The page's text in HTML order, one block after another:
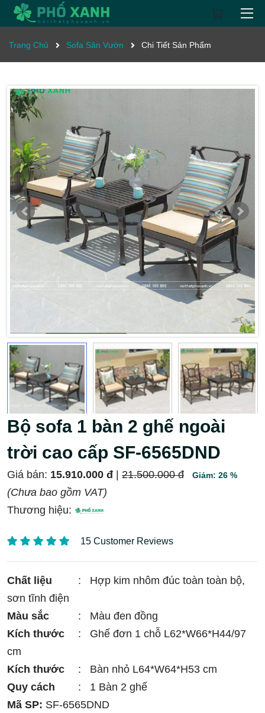
Trang Chủ Sofa Sân Vườn Chi Tiết Sản Phẩm
Bộ sofa 1 bàn 2 ghế ngoài
trời cao cấp SF-6565DND
Giá bán: 15.910.000 đ 21.500.000 đ Giảm: 26 %
(Chưa bao gồm VAT)
Thương hiệu:
15 Customer Reviews
Chất liệu :
Hợp kim nhôm đúc toàn toàn bộ,
sơn tĩnh điện
Màu sắc
:
Màu đen đồng
Kích thước
:
Ghế đơn 1 chỗ L62*W66*H44/97
cm
Kích thước
:
Bàn nhỏ L64*W64*H53 cm
Quy cách
:
1 Bàn 2 ghế
Mã SP: SF-6565DND